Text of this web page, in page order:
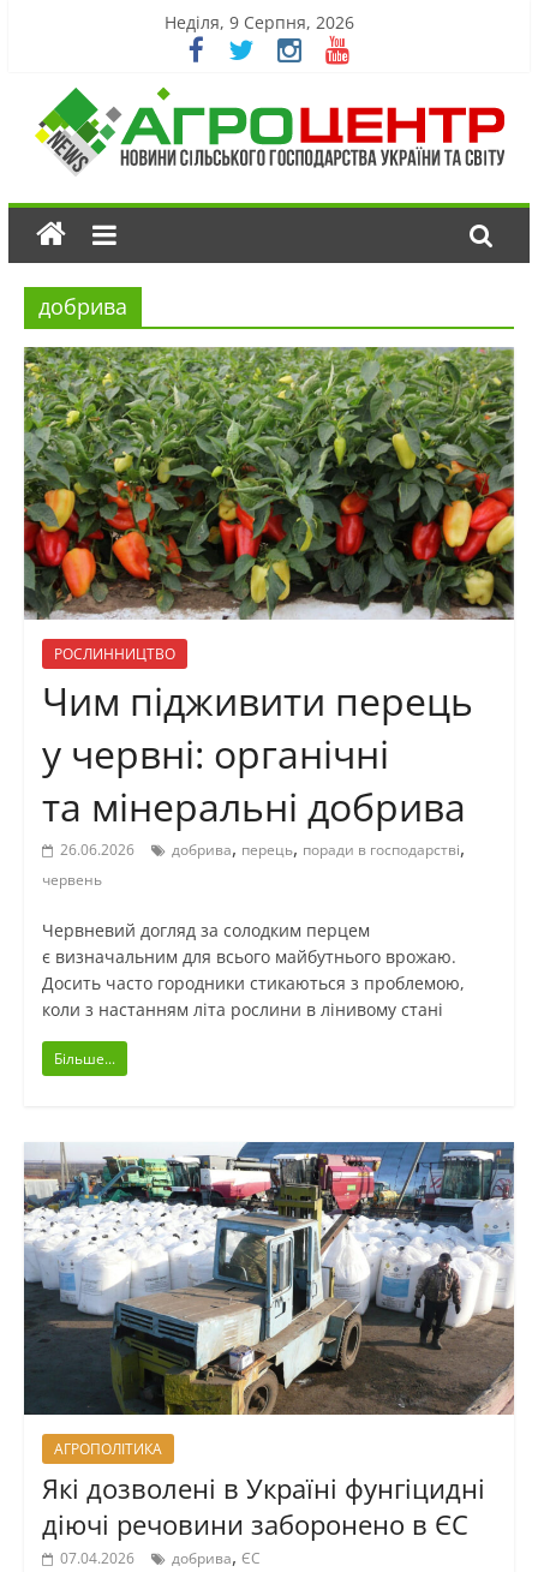
Неділя, 9 Серпня, 2026
добрива
РОСЛИННИЦТВО
Чим підживити перець
у червні: органічні
та мінеральні добрива
26.06.2026 добрива, перець, поради в господарстві,
червень
Червневий догляд за солодким перцем
є визначальним для всього майбутнього врожаю.
Досить часто городники стикаються з проблемою,
коли з настанням літа рослини в лінивому стані
Більше...
АГРОПОЛІТИКА
Які дозволені в Україні фунгіцидні
діючі речовини заборонено в ЄС
07.04.2026 добрива, ЄС